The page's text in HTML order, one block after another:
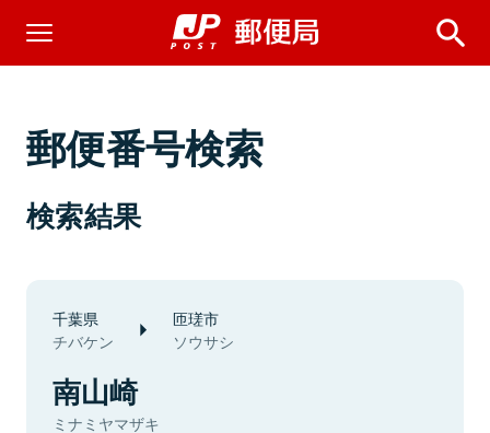
郵便番号検索
検索結果
千葉県
チバケン
匝瑳市
ソウサシ
南山崎
ミナミヤマザキ